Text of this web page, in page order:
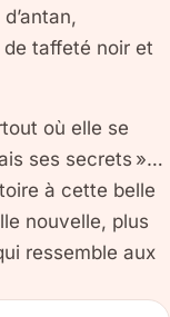
de taffeté noir et
où elle se
ses secrets »…
à cette belle
nouvelle, plus
ressemble aux